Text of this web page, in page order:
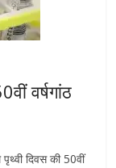
वर्षगांठ
दिवस की 50वीं